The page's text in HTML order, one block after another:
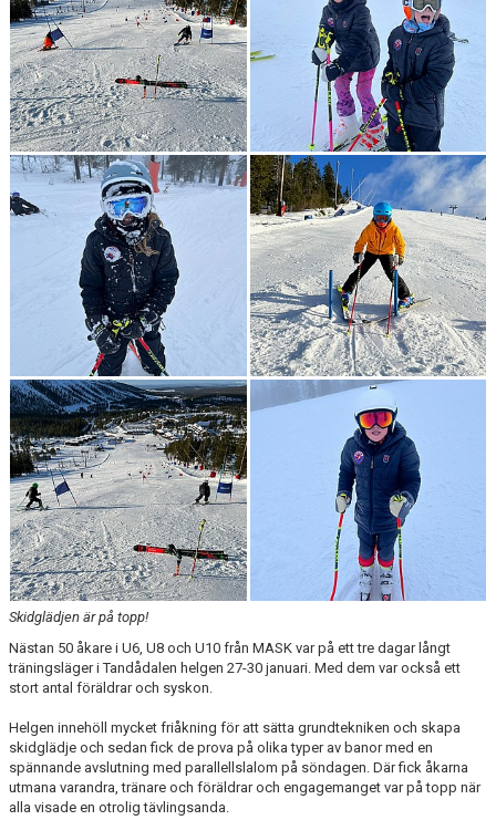
BILDGALLERI
SPONSORER & PARTNERS
KLUBBKLÄDER
MATILDA RAPAPORT MINNESFOND
Skidglädjen är på topp!
Nästan 50 åkare i U6, U8 och U10 från MASK var på ett tre dagar långt
träningsläger i Tandådalen helgen 27-30 januari. Med dem var också ett
stort antal föräldrar och syskon.
Helgen innehöll mycket friåkning för att sätta grundtekniken och skapa
skidglädje och sedan fick de prova på olika typer av banor med en
spännande avslutning med parallellslalom på söndagen. Där fick åkarna
utmana varandra, tränare och föräldrar och engagemanget var på topp när
alla visade en otrolig tävlingsanda.